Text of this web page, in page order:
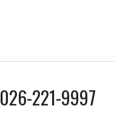
026-221-9997